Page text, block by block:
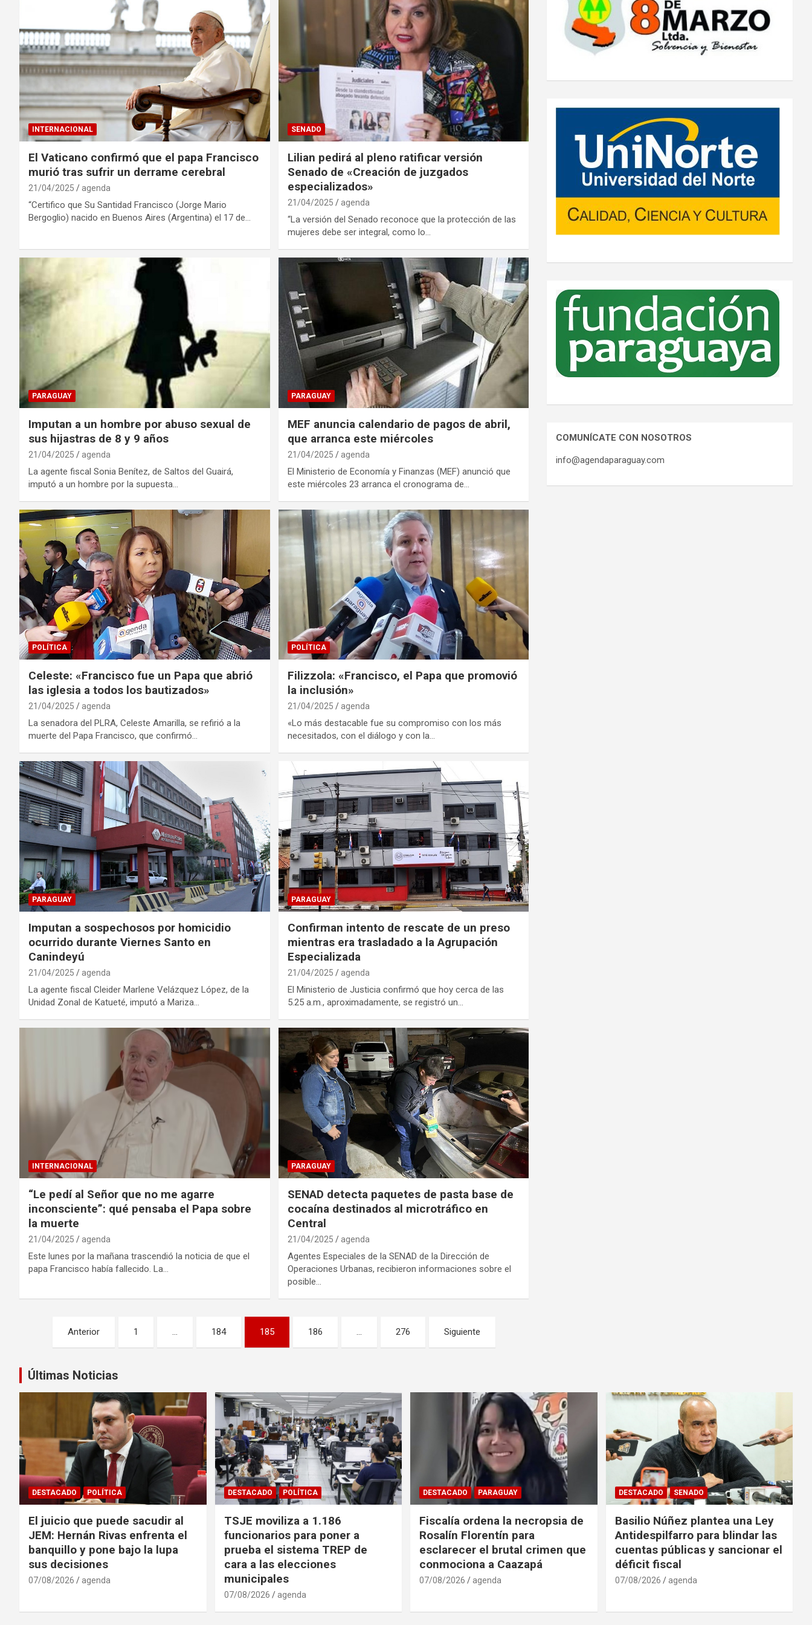
INTERNACIONAL
El Vaticano confirmó que el papa Francisco
murió tras sufrir un derrame cerebral
21/04/2025 agenda
“Certifico que Su Santidad Francisco (Jorge Mario
Bergoglio) nacido en Buenos Aires (Argentina) el 17 de…
SENADO
Lilian pedirá al pleno ratificar versión
Senado de «Creación de juzgados
especializados»
21/04/2025 agenda
“La versión del Senado reconoce que la protección de las
mujeres debe ser integral, como lo…
PARAGUAY
Imputan a un hombre por abuso sexual de
sus hijastras de 8 y 9 años
21/04/2025 agenda
La agente fiscal Sonia Benítez, de Saltos del Guairá,
imputó a un hombre por la supuesta…
PARAGUAY
MEF anuncia calendario de pagos de abril,
que arranca este miércoles
21/04/2025 agenda
El Ministerio de Economía y Finanzas (MEF) anunció que
este miércoles 23 arranca el cronograma de…
POLÍTICA
Celeste: «Francisco fue un Papa que abrió
las iglesia a todos los bautizados»
21/04/2025 agenda
La senadora del PLRA, Celeste Amarilla, se refirió a la
muerte del Papa Francisco, que confirmó…
POLÍTICA
Filizzola: «Francisco, el Papa que promovió
la inclusión»
21/04/2025 agenda
«Lo más destacable fue su compromiso con los más
necesitados, con el diálogo y con la…
PARAGUAY
Imputan a sospechosos por homicidio
ocurrido durante Viernes Santo en
Canindeyú
21/04/2025 agenda
La agente fiscal Cleider Marlene Velázquez López, de la
Unidad Zonal de Katueté, imputó a Mariza…
PARAGUAY
Confirman intento de rescate de un preso
mientras era trasladado a la Agrupación
Especializada
21/04/2025 agenda
El Ministerio de Justicia confirmó que hoy cerca de las
5.25 a.m., aproximadamente, se registró un…
INTERNACIONAL
“Le pedí al Señor que no me agarre
inconsciente”: qué pensaba el Papa sobre
la muerte
21/04/2025 agenda
Este lunes por la mañana trascendió la noticia de que el
papa Francisco había fallecido. La…
PARAGUAY
SENAD detecta paquetes de pasta base de
cocaína destinados al microtráfico en
Central
21/04/2025 agenda
Agentes Especiales de la SENAD de la Dirección de
Operaciones Urbanas, recibieron informaciones sobre el
posible…
Navegación
entradas
Anterior 1 … 184 185 186 … 276 Siguiente
COMUNÍCATE CON NOSOTROS
info@agendaparaguay.com
Últimas Noticias
DESTACADO POLÍTICA
El juicio que puede sacudir al
JEM: Hernán Rivas enfrenta el
banquillo y pone bajo la lupa
sus decisiones
07/08/2026 agenda
DESTACADO POLÍTICA
TSJE moviliza a 1.186
funcionarios para poner a
prueba el sistema TREP de
cara a las elecciones
municipales
07/08/2026 agenda
DESTACADO PARAGUAY
Fiscalía ordena la necropsia de
Rosalín Florentín para
esclarecer el brutal crimen que
conmociona a Caazapá
07/08/2026 agenda
DESTACADO SENADO
Basilio Núñez plantea una Ley
Antidespilfarro para blindar las
cuentas públicas y sancionar el
déficit fiscal
07/08/2026 agenda